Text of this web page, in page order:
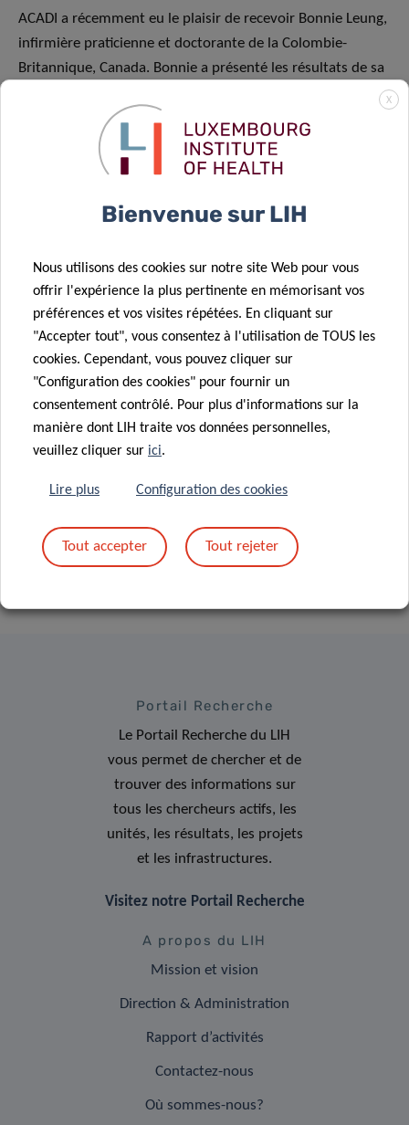
ACADI a récemment eu le plaisir de recevoir Bonnie Leung,
infirmière praticienne et doctorante de la Colombie-
Britannique, Canada. Bonnie a présenté les résultats de sa
atteintes de cancer issus de milieux culturels et
linguistiques diversifiés. Sa présentation a suscité des
discussions précieuses parmi les participants et ouvre la
publiés dans les mois à venir.
ACADI sera présente lors de la prochaine conférence de
l’Université du Luxembourg :
l’Université du Luxembourg. La conférence, intitulée
« Conférence ‘Comment faire bénéficier les soins de santé
de la culture des données ? Un héritage de Florence
Nightingale, infirmière pionnière' », aura lieu le 9 juin. Si
vous y participez, n’hésitez pas à aller voir notre poster et
et restez à l’écoute !
Portail Recherche
Le Portail Recherche du LIH
vous permet de chercher et de
trouver des informations sur
tous les chercheurs actifs, les
unités, les résultats, les projets
et les infrastructures.
Visitez notre Portail Recherche
A propos du LIH
Mission et vision
Direction & Administration
Rapport d’activités
Contactez-nous
Où sommes-nous?
X
Bienvenue sur LIH
Nous utilisons des cookies sur notre site Web pour vous
offrir l'expérience la plus pertinente en mémorisant vos
préférences et vos visites répétées. En cliquant sur
"Accepter tout", vous consentez à l'utilisation de TOUS les
cookies. Cependant, vous pouvez cliquer sur
"Configuration des cookies" pour fournir un
consentement contrôlé. Pour plus d'informations sur la
manière dont LIH traite vos données personnelles,
veuillez cliquer sur ici.
Lire plus Configuration des cookies
Tout accepter Tout rejeter